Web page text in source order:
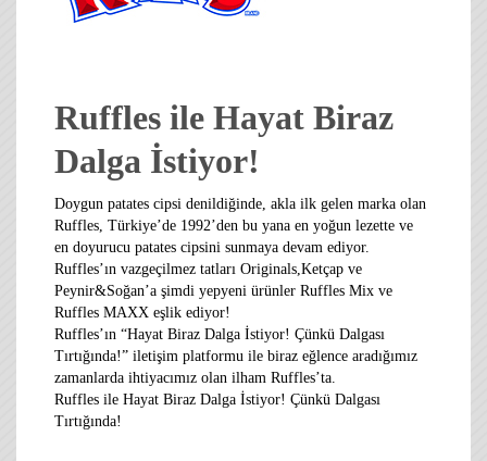
Ruffles ile Hayat Biraz
Dalga İstiyor!
Doygun patates cipsi denildiğinde, akla ilk gelen marka olan
Ruffles, Türkiye’de 1992’den bu yana en yoğun lezette ve
en doyurucu patates cipsini sunmaya devam ediyor.
Ruffles’ın vazgeçilmez tatları Originals,Ketçap ve
Peynir&Soğan’a şimdi yepyeni ürünler Ruffles Mix ve
Ruffles MAXX eşlik ediyor!
Ruffles’ın “Hayat Biraz Dalga İstiyor! Çünkü Dalgası
Tırtığında!” iletişim platformu ile biraz eğlence aradığımız
zamanlarda ihtiyacımız olan ilham Ruffles’ta.
Ruffles ile Hayat Biraz Dalga İstiyor! Çünkü Dalgası
Tırtığında!